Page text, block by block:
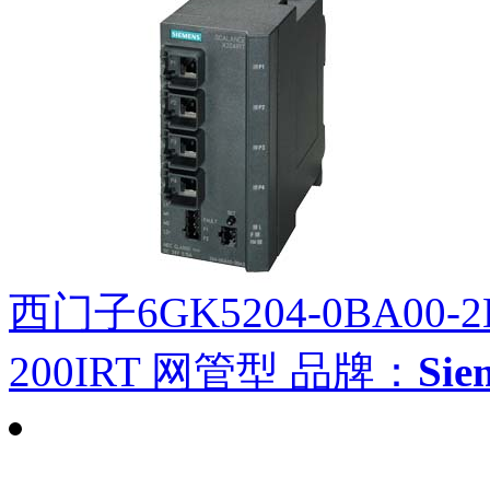
西门子6GK5204-0BA00-
200IRT 网管型 品牌：